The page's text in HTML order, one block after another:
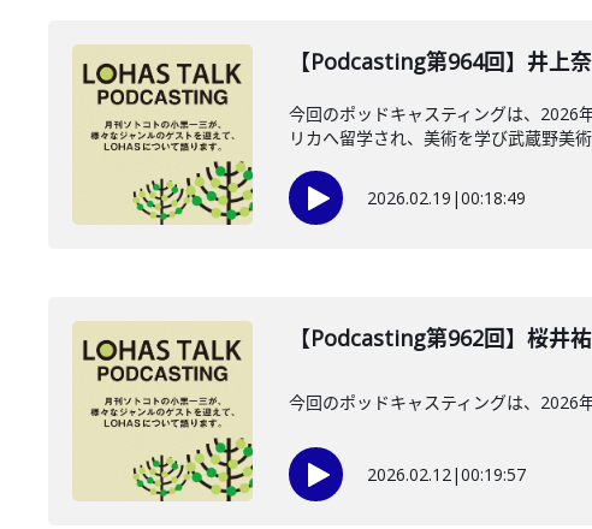
【Podcasting第964回】井上
今回のポッドキャスティングは、2026
リカへ留学され、美術を学び武蔵野美
2026.02.19 |00:18:49
【Podcasting第962回】桜井
今回のポッドキャスティングは、2026
2026.02.12|00:19:57